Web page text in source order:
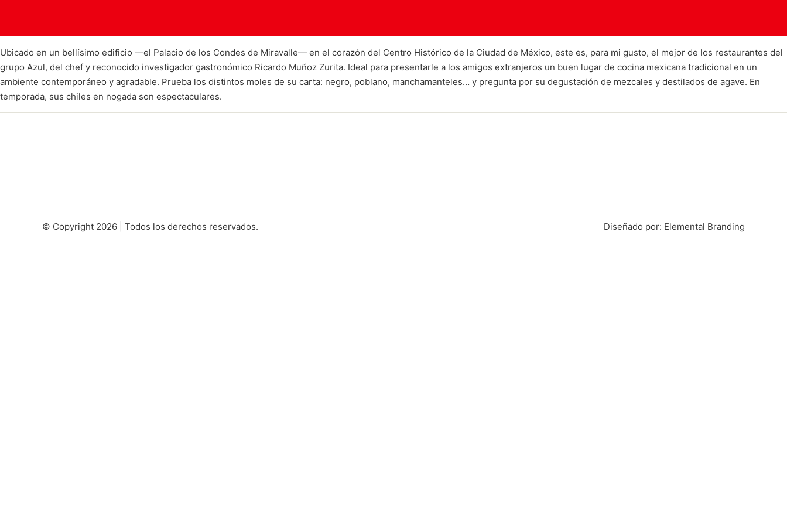
Ubicado en un bellísimo edificio —el Palacio de los Condes de Miravalle— en el corazón del Centro Histórico de la Ciudad de México, este es, para mi gusto, el mejor de los restaurantes del
grupo Azul, del chef y reconocido investigador gastronómico Ricardo Muñoz Zurita. Ideal para presentarle a los amigos extranjeros un buen lugar de cocina mexicana tradicional en un
ambiente contemporáneo y agradable. Prueba los distintos moles de su carta: negro, poblano, manchamanteles… y pregunta por su degustación de mezcales y destilados de agave. En
temporada, sus chiles en nogada son espectaculares.
© Copyright 2026 | Todos los derechos reservados. Diseñado por: Elemental Branding